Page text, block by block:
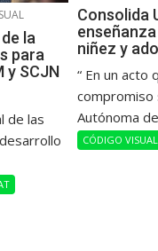
la
para
y SCJN
de las
Consolida
niñez y
“ En un acto
compromiso
Autónoma
CÓDIGO VISUAL